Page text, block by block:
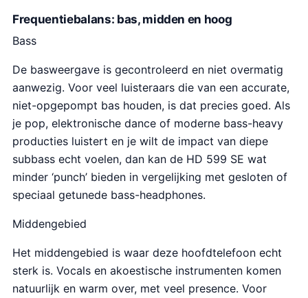
Frequentiebalans: bas, midden en hoog
Bass
De basweergave is gecontroleerd en niet overmatig
aanwezig. Voor veel luisteraars die van een accurate,
niet-opgepompt bas houden, is dat precies goed. Als
je pop, elektronische dance of moderne bass-heavy
producties luistert en je wilt de impact van diepe
subbass echt voelen, dan kan de HD 599 SE wat
minder ‘punch’ bieden in vergelijking met gesloten of
speciaal getunede bass-headphones.
Middengebied
Het middengebied is waar deze hoofdtelefoon echt
sterk is. Vocals en akoestische instrumenten komen
natuurlijk en warm over, met veel presence. Voor